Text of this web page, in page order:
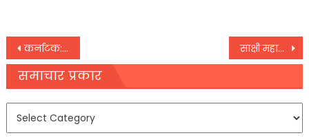
Post
navigation
कर्नाटक: पूर्व क्रिकेटर बी विजयकृष्णा का हार्ट अटैक से निधन, साक्षी महाराज बयान, बोले- संजय सिंह और अखिलेश यादव वापस ले सकते हैं अपना दान
समाचार प्रकार
समाचार